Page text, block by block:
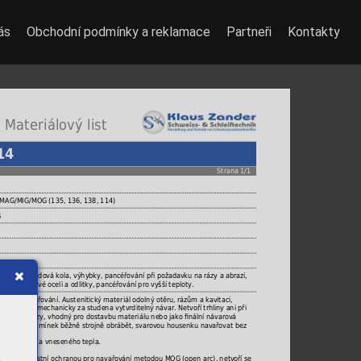
Materiálový list
Strana 1/1
MIG/MOG (135, 136, 138, 114)
pojezdová kola, výhybky, pancéřování při požadavku na rázy a abrazi,
oceli a odlitky, pancéřování pro vyšší teploty.
pro navařování. Austenitický materiál odolný otěru, rázům a kavitaci,
chrómem, mechanicky za studena vytvrditelný návar. Netvoří trhliny ani při
tlakem a rázy, vhodný pro dostavbu materiálu nebo jako ﬁnální návarová
podmínek běžně strojně obrábět, svarovou housenku navařovat bez
teplot a vneseného tepla.
drát s vlastní ochranou pro navařování metodou MOG (open arc), netvoří se
Obchodní podmínky a reklamace Partneři Kontakty